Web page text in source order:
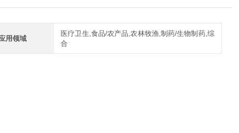
用领域
医疗卫生,食品/农产品,农林牧渔,制药/生物制药,综
合